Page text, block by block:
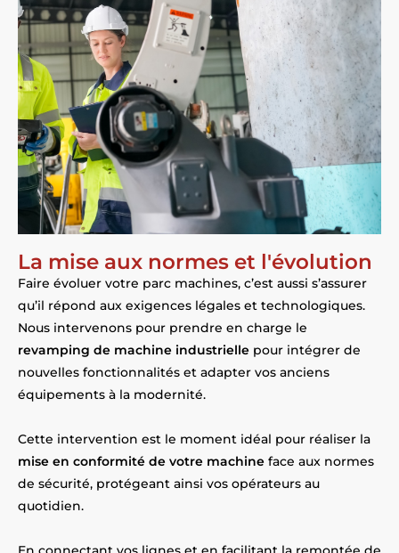
La mise aux normes et l'évolution
Faire évoluer votre parc machines, c’est aussi s’assurer
qu’il répond aux exigences légales et technologiques.
Nous intervenons pour prendre en charge le
revamping de machine industrielle pour intégrer de
nouvelles fonctionnalités et adapter vos anciens
équipements à la modernité.
Cette intervention est le moment idéal pour réaliser la
mise en conformité de votre machine face aux normes
de sécurité, protégeant ainsi vos opérateurs au
quotidien.